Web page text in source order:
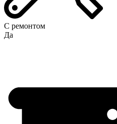
С ремонтом
Да